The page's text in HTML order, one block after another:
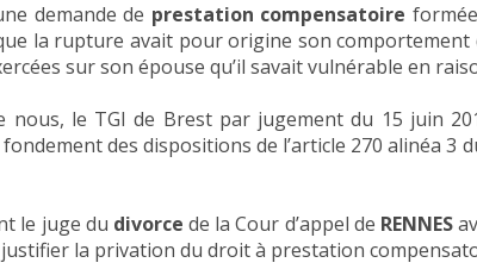
demande de prestation compensatoire
la rupture avait pour origine son
sur son épouse qu’il savait vulnérable en
nous, le TGI de Brest par jugement du 15 juin
fondement des dispositions de l’article 270 alinéa 3
le juge du divorce de la Cour d’appel de RENNES
la privation du droit à prestation